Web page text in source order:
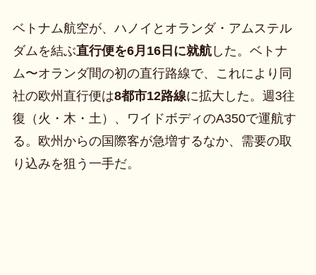
ベトナム航空が、ハノイとオランダ・アムステル
ダムを結ぶ直行便を6月16日に就航した。ベトナ
ム〜オランダ間の初の直行路線で、これにより同
社の欧州直行便は8都市12路線に拡大した。週3往
復（火・木・土）、ワイドボディのA350で運航す
る。欧州からの国際客が急増するなか、需要の取
り込みを狙う一手だ。